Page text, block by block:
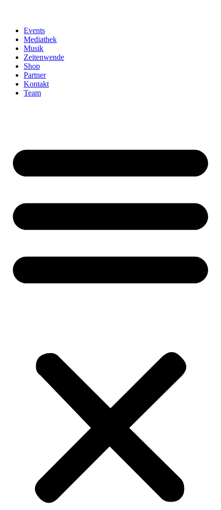
Events
Mediathek
Musik
Zeitenwende
Shop
Partner
Kontakt
Team